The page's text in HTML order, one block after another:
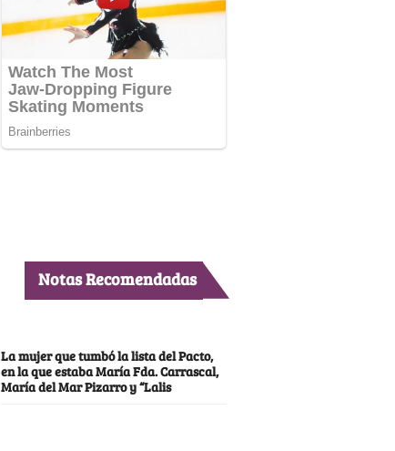
Notas Recomendadas
La mujer que tumbó la lista del Pacto,
en la que estaba María Fda. Carrascal,
María del Mar Pizarro y “Lalis